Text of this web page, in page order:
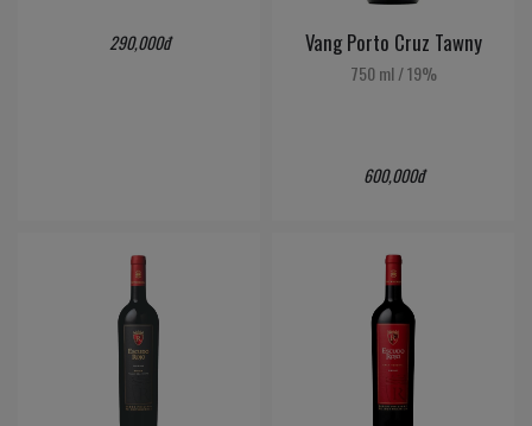
290,000đ Vang Porto Cruz Tawny
750 ml /19%
600,000đ